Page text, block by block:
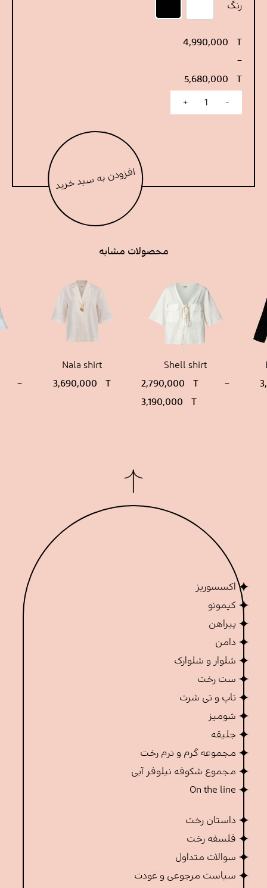
رنگ
4,990,000
T
–
5,680,000
T
محدوده
قیمت:
4,990,000 T
5,680,000 T
-
+
افزودن به سبد خرید
محصولات مشابه
Shell shirt
2,790,000
T
–
3,190,000
T
محدوده
Nala shirt
3,690,000
T
–
اکسسوریز
کیمونو
پیراهن
دامن
شلوار و شلوارک
ست رخت
تاپ و تی شرت
شومیز
جلیقه
مجموعه گرم و نرم رخت
مجموع شکوفه نیلوفر آبی
On the line
داستان رخت
فلسفه رخت
سوالات متداول
سیاست مرجوعی و عودت